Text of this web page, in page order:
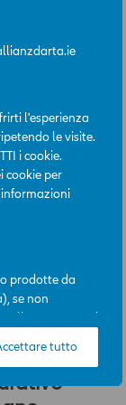
l'esperienza
le visite.
i cookie.
cookie per
prodotte da
se non
all’uso per scopi
contenute
tutto
è
della
dalla Cina.
sanitario, è